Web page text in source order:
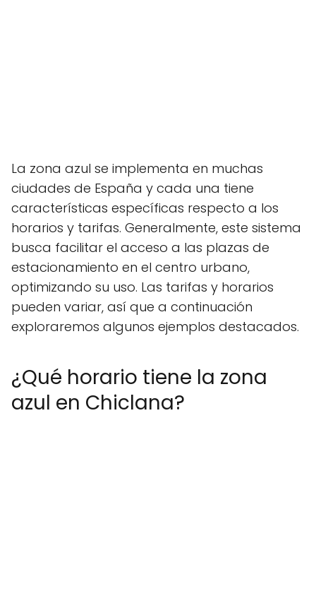
La zona azul se implementa en muchas
ciudades de España y cada una tiene
características específicas respecto a los
horarios y tarifas. Generalmente, este sistema
busca facilitar el acceso a las plazas de
estacionamiento en el centro urbano,
optimizando su uso. Las tarifas y horarios
pueden variar, así que a continuación
exploraremos algunos ejemplos destacados.
¿Qué horario tiene la zona
azul en Chiclana?